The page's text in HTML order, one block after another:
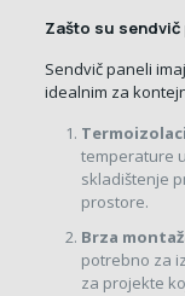
Zašto su
Sendvič paneli
idealnim za
temperature
skladištenje
prostore.
Brza
potrebno za
za projekte